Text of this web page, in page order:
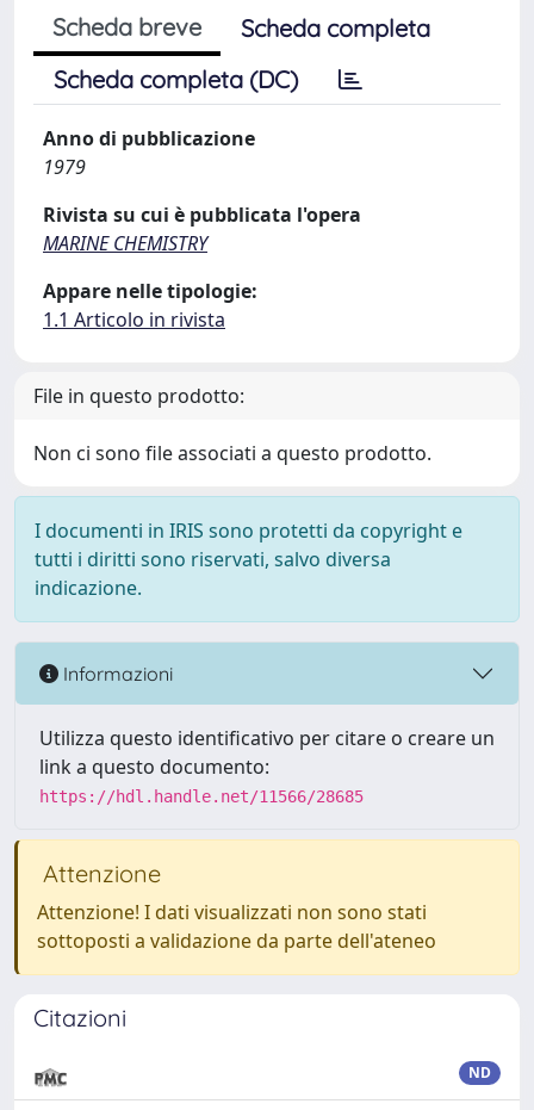
Scheda breve
Scheda completa
Scheda completa (DC)
Anno di pubblicazione
1979
Rivista su cui è pubblicata l'opera
MARINE CHEMISTRY
Appare nelle tipologie:
1.1 Articolo in rivista
File in questo prodotto:
Non ci sono file associati a questo prodotto.
I documenti in IRIS sono protetti da copyright e
tutti i diritti sono riservati, salvo diversa
indicazione.
Informazioni
Utilizza questo identificativo per citare o creare un
link a questo documento:
https://hdl.handle.net/11566/28685
Attenzione
Attenzione! I dati visualizzati non sono stati
sottoposti a validazione da parte dell'ateneo
Citazioni
ND